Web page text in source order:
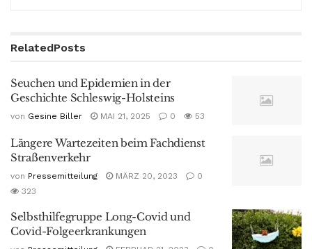
RelatedPosts
Seuchen und Epidemien in der
Geschichte Schleswig-Holsteins
von Gesine Biller MAI 21, 2025 0 53
Längere Wartezeiten beim Fachdienst
Straßenverkehr
von Pressemitteilung MÄRZ 20, 2023
0
323
Selbsthilfegruppe Long-Covid und
Covid-Folgeerkrankungen